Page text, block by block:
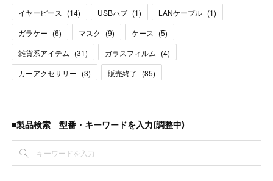
イヤーピース
(14) USBハブ (1) LANケーブル (1)
ガラケー (6) マスク (9) ケース (5)
雑貨系アイテム (31) ガラスフィルム (4)
カーアクセサリー (3) 販売終了 (85)
■製品検索 型番・キーワードを入力(調整中)